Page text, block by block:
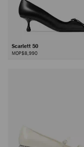
Scarlett 50
MOP$8,990